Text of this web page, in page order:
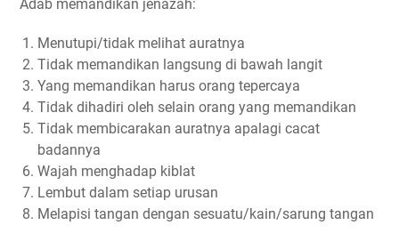
Adab memandikan jenazah:
Menutupi/tidak melihat auratnya
Tidak memandikan langsung di bawah langit
Yang memandikan harus orang tepercaya
Tidak dihadiri oleh selain orang yang memandikan
Tidak membicarakan auratnya apalagi cacat
badannya
Wajah menghadap kiblat
Lembut dalam setiap urusan
Melapisi tangan dengan sesuatu/kain/sarung tangan